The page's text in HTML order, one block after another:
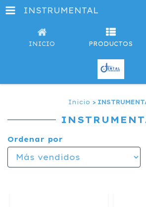
INSTRUMENTAL
INICIO PRODUCTOS
Inicio >
Ordenar por